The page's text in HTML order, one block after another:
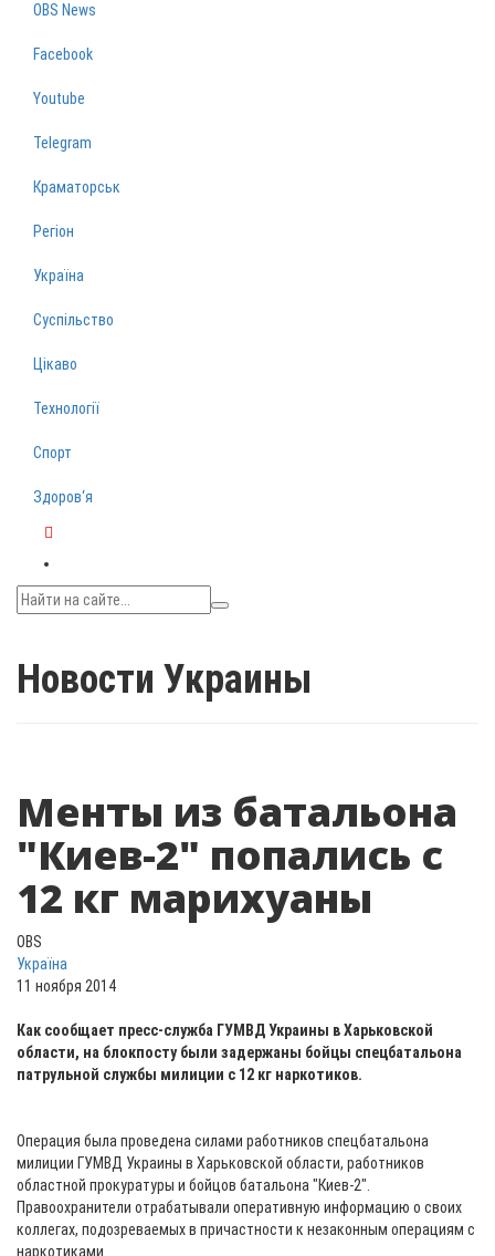
OBS News
Facebook
Youtube
Telegram
Краматорськ
Регіон
Україна
Суспільство
Цікаво
Технології
Спорт
Здоров‘я
Новости Украины
Менты из батальона
"Киев-2" попались с
12 кг марихуаны
OBS
Україна
11 ноября 2014
Как сообщает пресс-служба ГУМВД Украины в Харьковской
области, на блокпосту были задержаны бойцы спецбатальона
патрульной службы милиции с 12 кг наркотиков.
Операция была проведена силами работников спецбатальона
милиции ГУМВД Украины в Харьковской области, работников
областной прокуратуры и бойцов батальона "Киев-2".
Правоохранители отрабатывали оперативную информацию о своих
коллегах, подозреваемых в причастности к незаконным операциям с
наркотиками.